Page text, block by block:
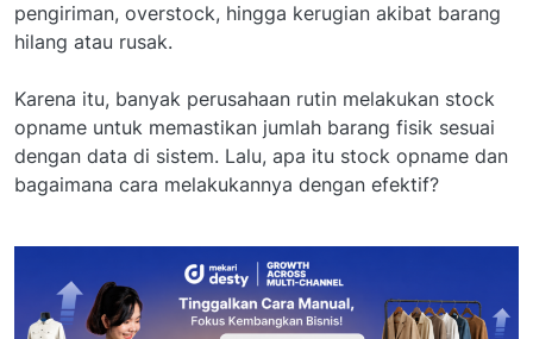
pengiriman, overstock, hingga kerugian akibat barang
hilang atau rusak.
Karena itu, banyak perusahaan rutin melakukan stock
opname untuk memastikan jumlah barang fisik sesuai
dengan data di sistem. Lalu, apa itu stock opname dan
bagaimana cara melakukannya dengan efektif?